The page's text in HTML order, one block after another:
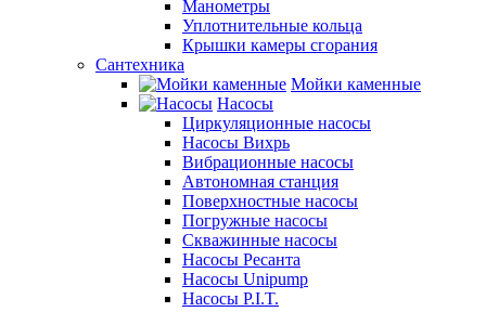
Манометры
Уплотнительные кольца
Крышки камеры сгорания
Сантехника
Мойки каменные
Насосы
Циркуляционные насосы
Насосы Вихрь
Вибрационные насосы
Автономная станция
Поверхностные насосы
Погружные насосы
Скважинные насосы
Насосы Ресанта
Насосы Unipump
Насосы P.I.T.